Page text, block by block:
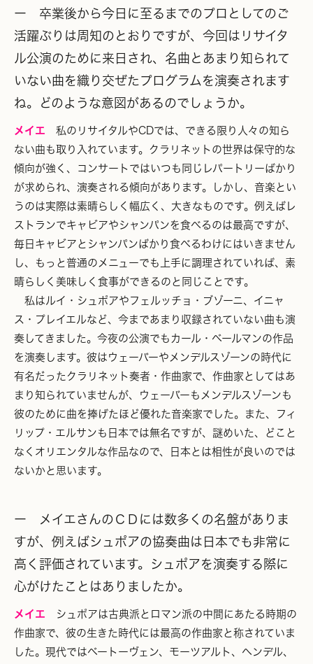
ー 卒業後から今日に至るまでのプロとしてのご
活躍ぶりは周知のとおりですが、今回はリサイタ
ル公演のために来日され、名曲とあまり知られて
いない曲を織り交ぜたプログラムを演奏されます
ね。どのような意図があるのでしょうか。
メイエ
私のリサイタルやCDでは、できる限り人々の知ら
ない曲も取り入れています。クラリネットの世界は保守的な
傾向が強く、コンサートではいつも同じレパートリーばかり
が求められ、演奏される傾向があります。しかし、音楽とい
うのは実際は素晴らしく幅広く、大きなものです。例えばレ
ストランでキャビアやシャンパンを食べるのは最高ですが、
毎日キャビアとシャンパンばかり食べるわけにはいきません
し、もっと普通のメニューでも上手に調理されていれば、素
晴らしく美味しく食事ができるのと同じことです。
私はルイ・シュポアやフェルッチョ・ブゾーニ、イニャ
ス・プレイエルなど、今まであまり収録されていない曲も演
奏してきました。今夜の公演でもカール・ベールマンの作品
を演奏します。彼はウェーバーやメンデルスゾーンの時代に
有名だったクラリネット奏者・作曲家で、作曲家としてはあ
まり知られていませんが、ウェーバーもメンデルスゾーンも
彼のために曲を捧げたほど優れた音楽家でした。また、フィ
リップ・エルサンも日本では無名ですが、謎めいた、どこと
なくオリエンタルな作品なので、日本とは相性が良いのでは
ないかと思います。
ー メイエさんのＣＤには数多くの名盤がありま
すが、例えばシュポアの協奏曲は日本でも非常に
高く評価されています。シュポアを演奏する際に
心がけたことはありましたか。
メイエ
シュポアは古典派とロマン派の中間にあたる時期の
作曲家で、彼の生きた時代には最高の作曲家と称されていま
した。現代ではベートーヴェン、モーツアルト、ヘンデル、